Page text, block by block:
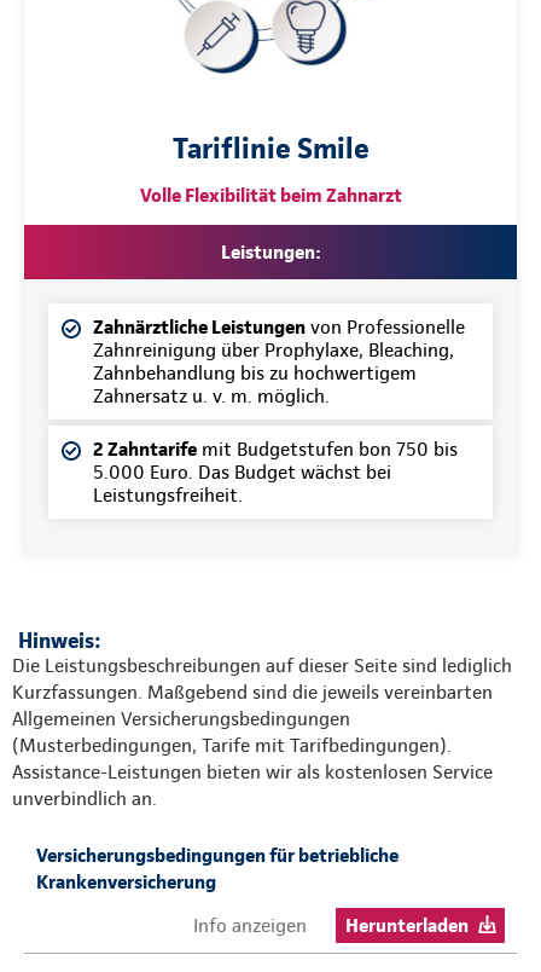
Tariflinie Smile
Volle Flexibilität beim Zahnarzt
Leistungen:
Zahnärztliche Leistungen von Professionelle
Zahnreinigung über Prophylaxe, Bleaching,
Zahnbehandlung bis zu hochwertigem
Zahnersatz u. v. m. möglich.
2 Zahntarife mit Budgetstufen bon 750 bis
5.000 Euro. Das Budget wächst bei
Leistungsfreiheit.
Hinweis:
Die Leistungsbeschreibungen auf dieser Seite sind lediglich
Kurzfassungen. Maßgebend sind die jeweils vereinbarten
Allgemeinen Versicherungsbedingungen
(Musterbedingungen, Tarife mit Tarifbedingungen).
Assistance-Leistungen bieten wir als kostenlosen Service
unverbindlich an.
Versicherungsbedingungen für betriebliche
Krankenversicherung
Info anzeigen
Herunterladen